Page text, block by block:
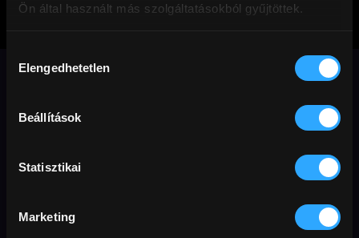
Ön által használt más szolgáltatásokból gyűjtöttek.
kiválasztása
Elengedhetetlen
Beállítások
Statisztikai
Marketing
szomszédban
Julie Delpy új alkotása egy
szívmelengető, humoros történet emberi
kapcsolatokról, az elfogadás erejéről és
a bennünk rejlő empátia fontosságáról.
Vígjáték